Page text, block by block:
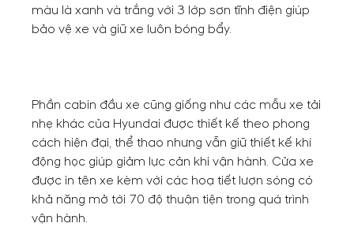
màu là xanh và trắng với 3 lớp sơn tĩnh điện giúp
bảo vệ xe và giữ xe luôn bóng bẩy.
Phần cabin đầu xe cũng giống như các mẫu xe tải
nhẹ khác của Hyundai được thiết kế theo phong
cách hiện đại, thể thao nhưng vẫn giữ thiết kế khí
động học giúp giảm lực cản khi vận hành. Cửa xe
được in tên xe kèm với các hoạ tiết lượn sóng có
khả năng mở tới 70 độ thuận tiện trong quá trình
vận hành.